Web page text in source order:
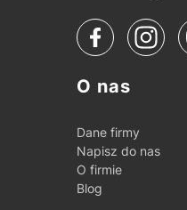
Linki w stopce
O nas
Dane firmy
Napisz do nas
O firmie
Blog